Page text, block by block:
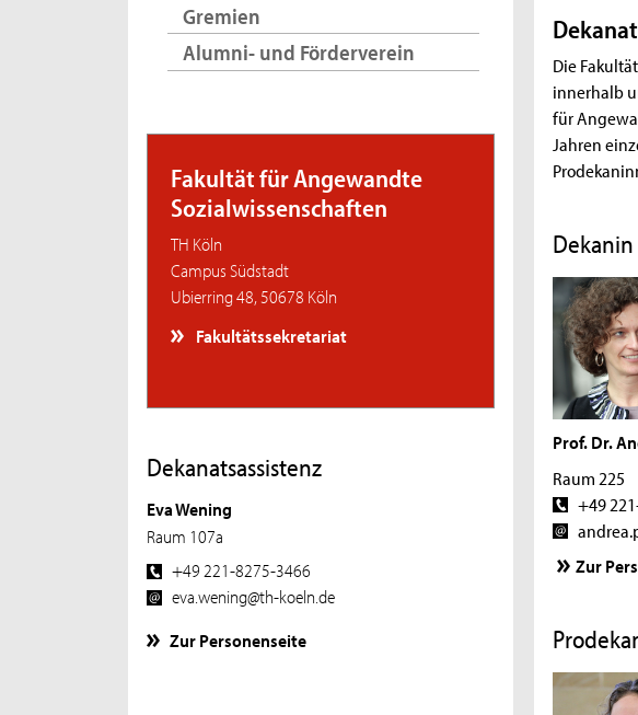
Gremien
Alumni- und Förderverein
Fakultät für Angewandte
Sozialwissenschaften
TH Köln
Campus Südstadt
Ubierring 48, 50678 Köln
Fakultätssekretariat
Dekanatsassistenz
Eva Wening
Raum 107a
+49 221-8275-3466
eva.wening@th-koeln.de
Zur Personenseite
L
e
i
t
n
g
d
e
r
F
a
k
l
t
Die
innerhalb
für
Jahren
Dekanin
Prof. Dr.
Raum 225
+49
Zur